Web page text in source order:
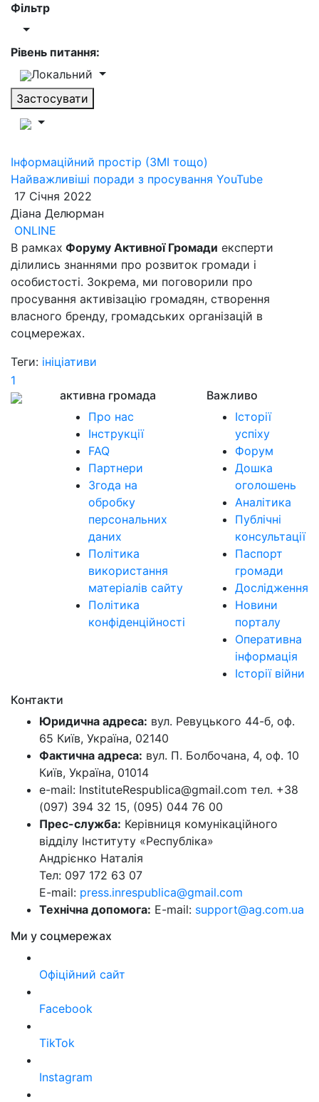
Фільтр
Рівень питання:
Локальний
Застосувати
Інформаційний простір (ЗМІ тощо)
Найважливіші поради з просування YouTube
17 Січня 2022
Діана Делюрман
ONLINE
В рамках Форуму Активної Громади експерти
ділились знаннями про розвиток громади і
особистості. Зокрема, ми поговорили про
просування активізацію громадян, створення
власного бренду, громадських організацій в
соцмережах.
Теги: ініціативи
1
активна громада
Про нас
Інструкції
FAQ
Партнери
Згода на
обробку
персональних
даних
Політика
використання
матеріалів сайту
Політика
конфіденційності
Важливо
Історії
успіху
Форум
Дошка
оголошень
Аналітика
Публічні
консультації
Паспорт
громади
Дослідження
Новини
порталу
Оперативна
інформація
Історії війни
Контакти
Юридична адреса: вул. Ревуцького 44-б, оф.
65 Київ, Україна, 02140
Фактична адреса: вул. П. Болбочана, 4, оф. 10
Київ, Україна, 01014
e-mail: InstituteRespublica@gmail.com тел. +38
(097) 394 32 15, (095) 044 76 00
Прес-служба: Керівниця комунікаційного
відділу Інституту «Республіка»
Андрієнко Наталія
Тел: 097 172 63 07
E-mail: press.inrespublica@gmail.com
Технічна допомога: E-mail: support@ag.com.ua
Ми у соцмережах
Офіційний сайт
Facebook
TikTok
Instagram